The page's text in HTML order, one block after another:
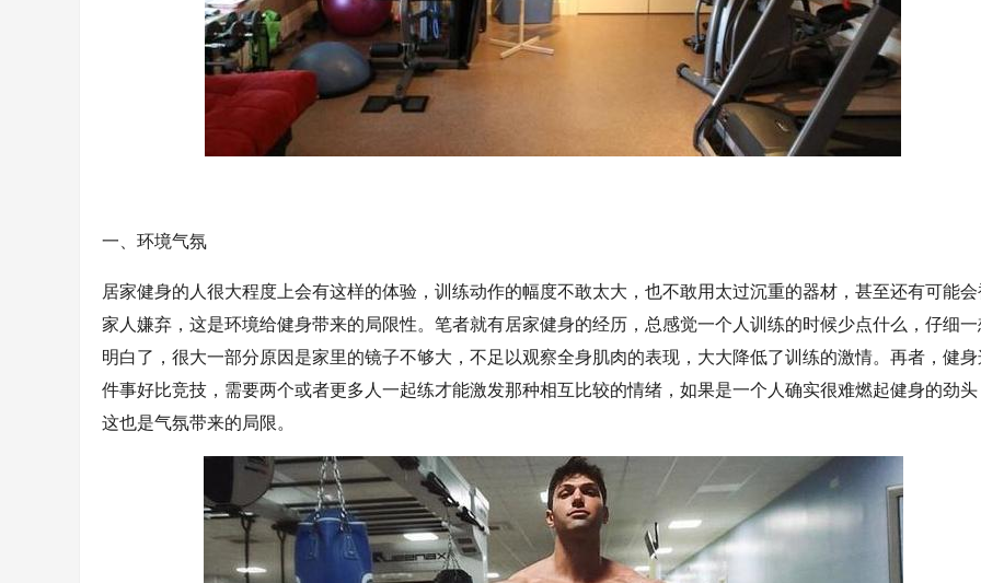
一、环境气氛
居家健身的人很大程度上会有这样的体验，训练动作的幅度不敢太大，也不敢用太过沉重的器材，甚至还有可能会
家人嫌弃，这是环境给健身带来的局限性。笔者就有居家健身的经历，总感觉一个人训练的时候少点什么，仔细一
明白了，很大一部分原因是家里的镜子不够大，不足以观察全身肌肉的表现，大大降低了训练的激情。再者，健
件事好比竞技，需要两个或者更多人一起练才能激发那种相互比较的情绪，如果是一个人确实很难燃起健身的劲头
这也是气氛带来的局限。